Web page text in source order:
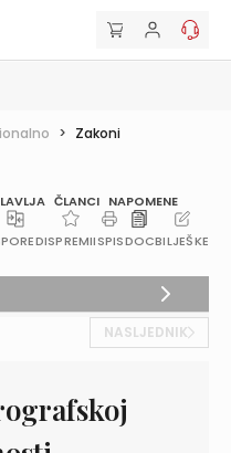
> Zakoni
ČLANCI NAPOMENE
SPREMIISPISDOCBILJEŠKE
NASLJEDNIK